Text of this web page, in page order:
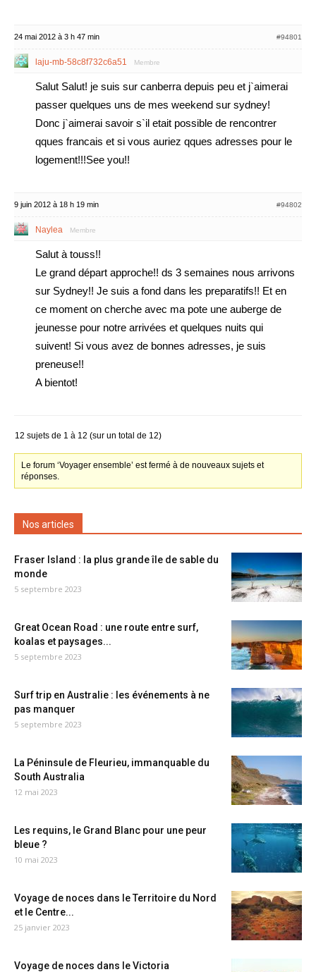
24 mai 2012 à 3 h 47 min #94801
laju-mb-58c8f732c6a51 Membre
Salut Salut! je suis sur canberra depuis peu et j`aimerai
passer quelques uns de mes weekend sur sydney!
Donc j`aimerai savoir s`il etait possible de rencontrer
qques francais et si vous auriez qques adresses pour le
logement!!!See you!!
9 juin 2012 à 18 h 19 min #94802
Naylea Membre
Salut à touss!!
Le grand départ approche!! ds 3 semaines nous arrivons
sur Sydney!! Je suis a fond dans les preparatifs!! Et en
ce moment on cherche avec ma pote une auberge de
jeunesse pour notre arrivées et quelques nuits qui
suivent! Si vous avez de bonnes adresses, je suis
preneuse!!
A bientot!
12 sujets de 1 à 12 (sur un total de 12)
Le forum ‘Voyager ensemble’ est fermé à de nouveaux sujets et
réponses.
Nos articles
Fraser Island : la plus grande île de sable du
monde
5 septembre 2023
Great Ocean Road : une route entre surf,
koalas et paysages...
5 septembre 2023
Surf trip en Australie : les événements à ne
pas manquer
5 septembre 2023
La Péninsule de Fleurieu, immanquable du
South Australia
12 mai 2023
Les requins, le Grand Blanc pour une peur
bleue ?
10 mai 2023
Voyage de noces dans le Territoire du Nord
et le Centre...
25 janvier 2023
Voyage de noces dans le Victoria